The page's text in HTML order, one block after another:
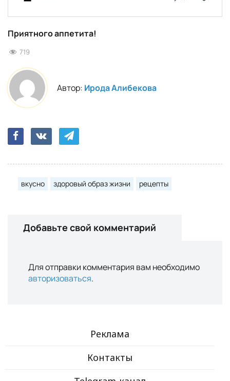
Приятного аппетита!
719
Автор: Ирода Алибекова
вкусно здоровый образ жизни рецепты
Добавьте свой комментарий
Для отправки комментария вам необходимо
авторизоваться.
Реклама
Контакты